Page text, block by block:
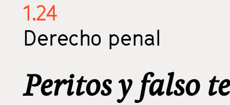
1.24
Derecho penal
Peritos y falso